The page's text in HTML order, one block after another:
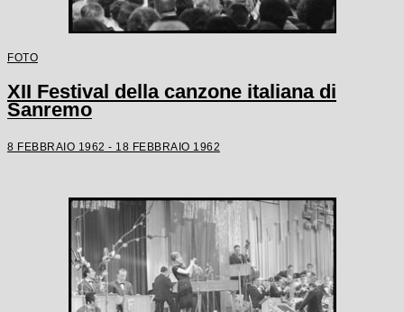
FOTO
XII Festival della canzone italiana di
Sanremo
8 FEBBRAIO 1962 - 18 FEBBRAIO 1962